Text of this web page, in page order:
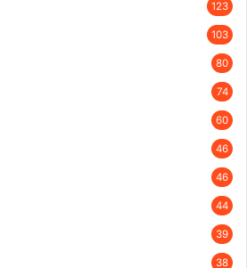
123
103
80
74
60
46
46
44
39
38